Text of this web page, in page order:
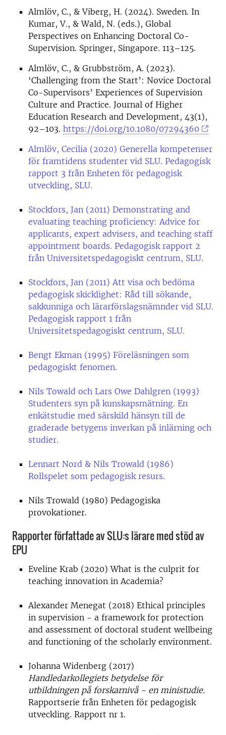
Almlöv, C., & Viberg, H. (2024). Sweden. In
Kumar, V., & Wald, N. (eds.), Global
Perspectives on Enhancing Doctoral Co-
Supervision. Springer, Singapore. 113–125.
Almlöv, C., & Grubbström, A. (2023).
‘Challenging from the Start’: Novice Doctoral
Co-Supervisors’ Experiences of Supervision
Culture and Practice. Journal of Higher
Education Research and Development, 43(1),
92–103. https://doi.org/10.1080/07294360
Almlöv, Cecilia (2020) Generella kompetenser
för framtidens studenter vid SLU. Pedagogisk
rapport 3 från Enheten för pedagogisk
utveckling, SLU.
Stockfors, Jan (2011) Demonstrating and
evaluating teaching proficiency: Advice for
applicants, expert advisers, and teaching staff
appointment boards. Pedagogisk rapport 2
från Universitetspedagogiskt centrum, SLU.
Stockfors, Jan (2011) Att visa och bedöma
pedagogisk skicklighet: Råd till sökande,
sakkunniga och lärarförslagsnämnder vid SLU.
Pedagogisk rapport 1 från
Universitetspedagogiskt centrum, SLU.
Bengt Ekman (1995) Föreläsningen som
pedagogiskt fenomen.
Nils Towald och Lars Owe Dahlgren (1993)
Studenters syn på kunskapsmätning. En
enkätstudie med särskild hänsyn till de
graderade betygens inverkan på inlärning och
studier.
Lennart Nord & Nils Trowald (1986)
Rollspelet som pedagogisk resurs.
Nils Trowald (1980) Pedagogiska
provokationer.
Rapporter författade av SLU:s lärare med stöd av
EPU
Eveline Krab (2020) What is the culprit for
teaching innovation in Academia?
Alexander Menegat (2018) Ethical principles
in supervision - a framework for protection
and assessment of doctoral student wellbeing
and functioning of the scholarly environment.
Johanna Widenberg (2017)
Handledarkollegiets betydelse för
utbildningen på forskarnivå - en ministudie.
Rapportserie från Enheten för pedagogisk
utveckling. Rapport nr 1.